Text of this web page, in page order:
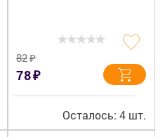
82₽
78₽
Осталось: 4 шт.